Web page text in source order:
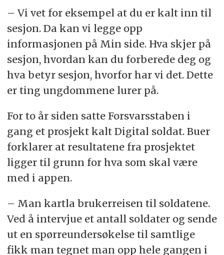
– Vi vet for eksempel at du er kalt inn til
sesjon. Da kan vi legge opp
informasjonen på Min side. Hva skjer på
sesjon, hvordan kan du forberede deg og
hva betyr sesjon, hvorfor har vi det. Dette
er ting ungdommene lurer på.
For to år siden satte Forsvarsstaben i
gang et prosjekt kalt Digital soldat. Buer
forklarer at resultatene fra prosjektet
ligger til grunn for hva som skal være
med i appen.
– Man kartla brukerreisen til soldatene.
Ved å intervjue et antall soldater og sende
ut en spørreundersøkelse til samtlige
fikk man tegnet man opp hele gangen i